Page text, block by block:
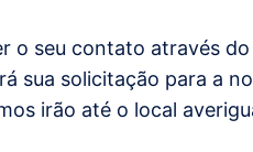
o seu contato através
sua solicitação para a
irão até o local